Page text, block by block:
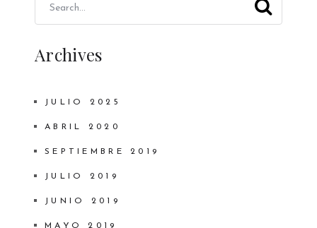
Archives
JULIO 2025
ABRIL 2020
SEPTIEMBRE 2019
JULIO 2019
JUNIO 2019
MAYO 2019